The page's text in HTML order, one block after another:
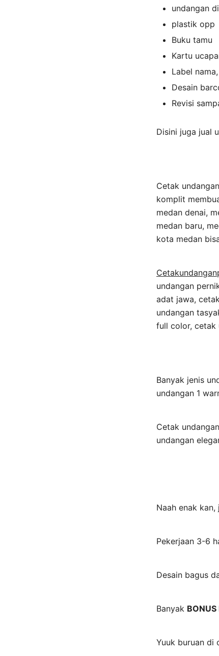
undangan
plastik opp
Buku tamu
Kartu
Label
Desain
Revisi
Disini juga jual
Cetak
komplit
medan denai,
medan baru,
kota medan
undangan
adat jawa,
undangan
full color, cetak
Banyak jenis
undangan 1
Cetak
undangan
Naah enak
Pekerjaan 3-6
Desain bagus
Banyak BONUS
Yuuk buruan di